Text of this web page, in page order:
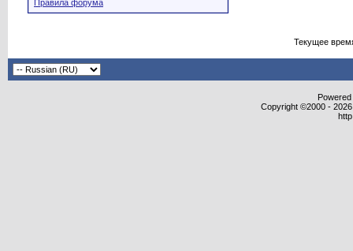
Правила форума
Текущее
Copyright ©2000 -